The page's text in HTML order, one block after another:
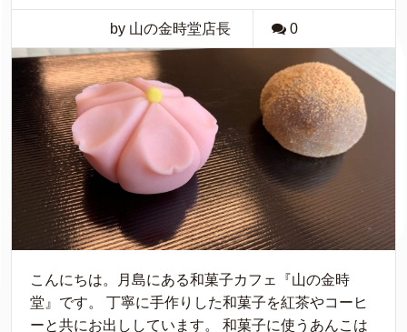
by 山の金時堂店長 0
こんにちは。月島にある和菓子カフェ『山の金時
堂』です。 丁寧に手作りした和菓子を紅茶やコーヒ
ーと共にお出ししています。 和菓子に使うあんこは